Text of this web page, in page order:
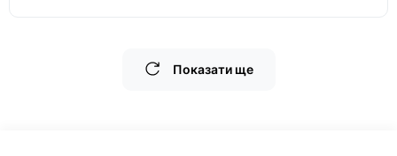
Показати ще